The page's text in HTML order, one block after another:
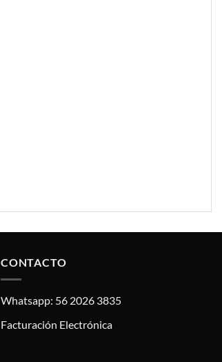
CONTACTO
Whatsapp: 56 2026 3835
Facturación Electrónica